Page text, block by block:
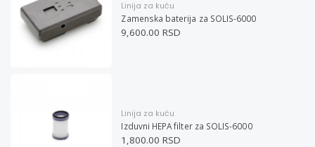
Linija za kuću
Zamenska baterija za SOLIS-6000
9,600.00 RSD
Linija za kuću
Izduvni HEPA filter za SOLIS-6000
1,800.00 RSD